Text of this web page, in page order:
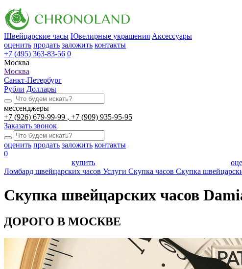
Швейцарские часы Ювелирные украшения Аксессуары
оценить продать заложить контакты
+7 (495) 363-83-56 0
Москва
Москва
Санкт-Петербург
Рубли Доллары
мессенджеры
+7 (926) 679-99-99
+7 (909) 935-95-95
Заказать звонок
оценить продать заложить контакты
0
купить
Ломбард швейцарских часов Услуги Скупка часов Скупка
Скупка швейцарских часов
ДОРОГО В МОСКВЕ